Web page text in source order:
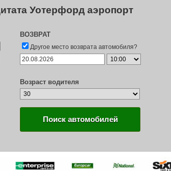
Уотерфорд аэропорт
ВОЗВРАТ
Другое место возврата автомобиля?
Возраст водителя
Поиск автомобилей